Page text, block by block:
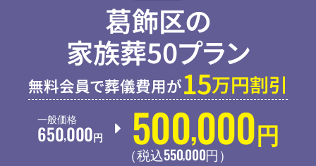
葛飾区の
家族葬50プラン
無料会員で葬儀費用が15万円割引
一般価格
650,000 円 500,000 円
（税込550,000円 ）